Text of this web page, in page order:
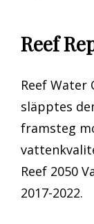
Reef
Reef Water
släpptes
framsteg
Reef 2050
2017-2022.